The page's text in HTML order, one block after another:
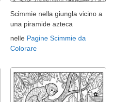
Scimmie nella giungla vicino a
una piramide azteca
nelle Pagine Scimmie da
Colorare